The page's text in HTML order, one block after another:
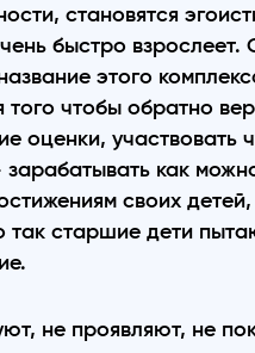
становятся
быстро взрослеет.
этого
чтобы обратно
оценки, участвовать
зарабатывать как
своих
старшие дети
не проявляют, не